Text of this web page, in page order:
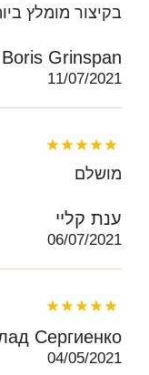
בקיצור מומלץ
Boris Grinspan
11/07/2021
מושלם
ענת קליי
06/07/2021
Сергиенко
04/05/2021